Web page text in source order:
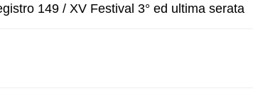
149 / XV Festival 3° ed ultima serata